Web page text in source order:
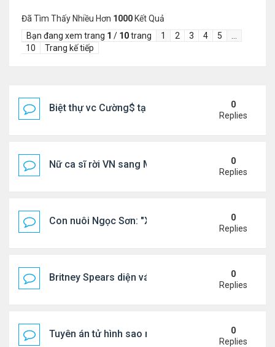
Đã Tìm Thấy Nhiều Hơn 1000 Kết Quả
Bạn đang xem trang 1 / 10trang 1 2 3 4 5
10
Trang kế tiếp
Biệt thự vc Cường$ tại Lạng Sơn
0
Replies
Nữ ca sĩ rời VN sang Mỹ nói thẳng: "Tôi thấy
0
Replies
Con nuôi Ngọc Sơn: "Xã hội này cần những bài
0
Replies
Britney Spears diện váy xuyên thấu ra phố
0
Replies
Tuyên án tử hình sao nữ nổi tiếng
0
Replies